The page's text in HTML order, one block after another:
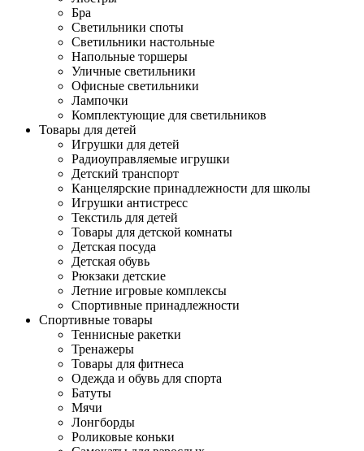
Бра
Светильники споты
Светильники настольные
Напольные торшеры
Уличные светильники
Офисные светильники
Лампочки
Комплектующие для светильников
Товары для детей
Игрушки для детей
Радиоуправляемые игрушки
Детский транспорт
Канцелярские принадлежности для школы
Игрушки антистресс
Текстиль для детей
Товары для детской комнаты
Детская посуда
Детская обувь
Рюкзаки детские
Летние игровые комплексы
Спортивные принадлежности
Спортивные товары
Теннисные ракетки
Тренажеры
Товары для фитнеса
Одежда и обувь для спорта
Батуты
Мячи
Лонгборды
Роликовые коньки